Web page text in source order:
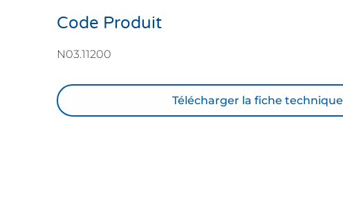
Code Produit
N03.11200
Télécharger la fiche technique